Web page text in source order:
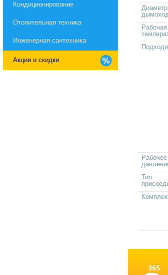
Кондиционирование
Отопительная техника
Инженерная сантехника
Акции и скидки
Диаметр
Рабочая
Рабочее
Тип